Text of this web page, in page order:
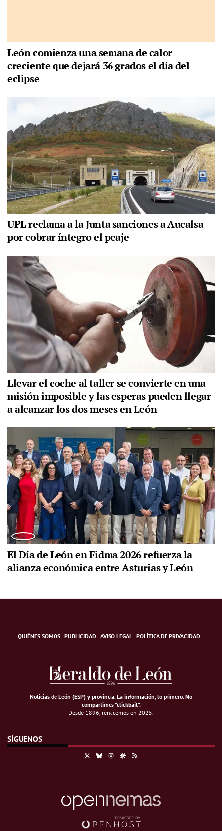
León comienza una semana de calor
creciente que dejará 36 grados el día del
eclipse
UPL reclama a la Junta sanciones a Aucalsa
por cobrar íntegro el peaje
Llevar el coche al taller se convierte en una
misión imposible y las esperas pueden llegar
a alcanzar los dos meses en León
El Día de León en Fidma 2026 refuerza la
alianza económica entre Asturias y León
QUIÉNES SOMOS PUBLICIDAD AVISO LEGAL POLÍTICA DE PRIVACIDAD
Noticias de León (ESP) y provincia. La información, lo primero.No
compartimos "clickbait".
Desde 1896, renacemos en 2025.
SÍGUENOS
BlueskyInstagramGoogle Discover